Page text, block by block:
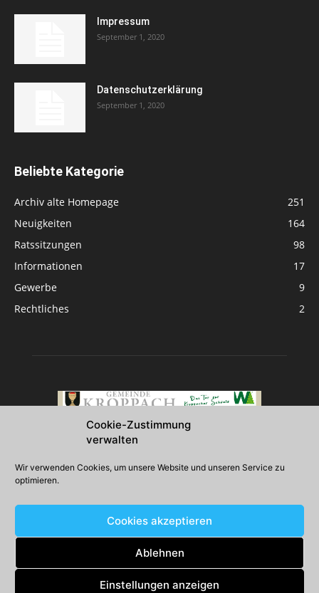
Cookie-Zustimmung
verwalten
Wir verwenden Cookies, um unsere Website und unseren Service zu
optimieren.
Cookies akzeptieren
Ablehnen
Einstellungen anzeigen
Impressum
September 1, 2020
Datenschutzerklärung
September 1, 2020
Beliebte Kategorie
Archiv alte Homepage
251
Neuigkeiten
164
Ratssitzungen
98
Informationen
17
Gewerbe
9
Rechtliches
2